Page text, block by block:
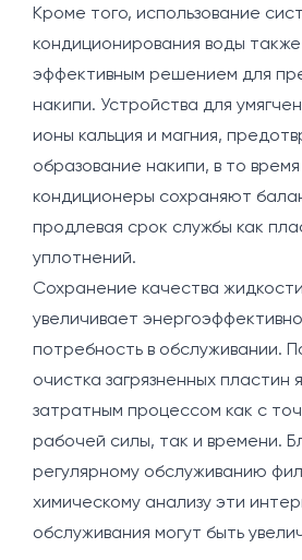
Кроме того, использование
кондиционирования воды также
эффективным решением для
накипи. Устройства для
ионы кальция и магния,
образование накипи, в то
кондиционеры сохраняют
продлевая срок службы как
уплотнений.
Сохранение качества
увеличивает
потребность в обслуживании.
очистка загрязненных пластин
затратным процессом как с
рабочей силы, так и времени.
регулярному обслуживанию
химическому анализу эти
обслуживания могут быть